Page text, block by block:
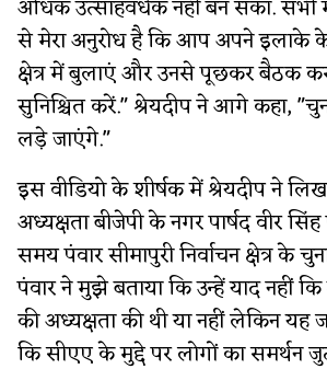
अधिक उत्साहवर्धक नहीं बन सका.
से मेरा अनुरोध है कि आप अपने इलाके
क्षेत्र में बुलाएं और उनसे पूछकर बैठक
सुनिश्चित करें." श्रेयदीप ने आगे कहा,
लड़े जाएंगे."
इस वीडियो के शीर्षक में श्रेयदीप ने
अध्यक्षता बीजेपी के नगर पार्षद वीर
समय पंवार सीमापुरी निर्वाचन क्षेत्र के
पंवार ने मुझे बताया कि उन्हें याद नहीं
की अध्यक्षता की थी या नहीं लेकिन यह
कि सीएए के मुद्दे पर लोगों का समर्थन